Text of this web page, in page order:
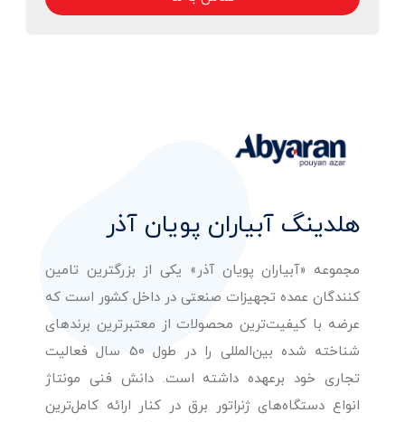
هلدینگ آبیاران پویان آذر
مجموعه «آبیاران پویان آذر» یکی از بزرگترین تامین
کنندگان عمده تجهیزات صنعتی در داخل کشور است که
عرضه با کیفیت‌ترین محصولات از معتبرترین برندهای
شناخته شده بین‌المللی را در طول 50 سال فعالیت
تجاری خود برعهده داشته است. دانش فنی مونتاژ
انواع دستگاه‌های ژنراتور برق در کنار ارائه کامل‌ترین